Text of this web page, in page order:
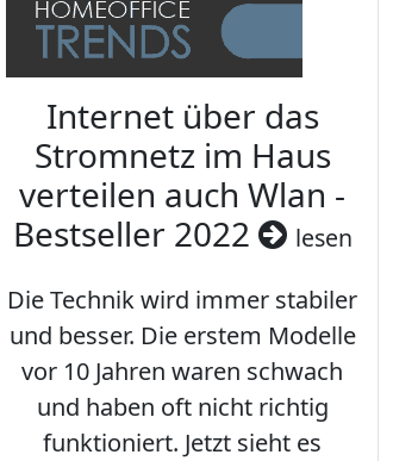
Internet über das
Stromnetz im Haus
verteilen auch Wlan -
Bestseller 2022
lesen
Die Technik wird immer stabiler
und besser. Die erstem Modelle
vor 10 Jahren waren schwach
und haben oft nicht richtig
funktioniert. Jetzt sieht es